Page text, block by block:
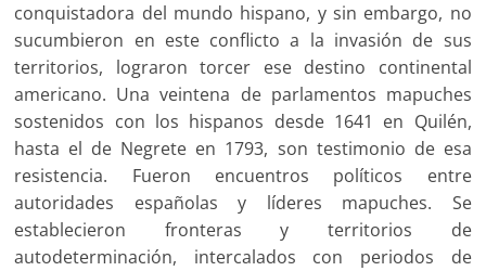
conquistadora del mundo hispano, y sin embargo, no
sucumbieron en este conflicto a la invasión de sus
territorios, lograron torcer ese destino continental
americano. Una veintena de parlamentos mapuches
sostenidos con los hispanos desde 1641 en Quilén,
hasta el de Negrete en 1793, son testimonio de esa
resistencia. Fueron encuentros políticos entre
autoridades españolas y líderes mapuches. Se
establecieron fronteras y territorios de
autodeterminación, intercalados con periodos de